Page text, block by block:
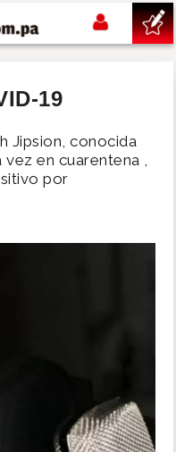
19
Jipsion, conocida
en cuarentena ,
por